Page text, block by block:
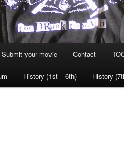
Submit your movie Contact
History (1st – 6th) History